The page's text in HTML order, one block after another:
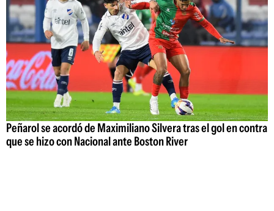
Peñarol se acordó de Maximiliano Silvera tras el gol en contra
que se hizo con Nacional ante Boston River